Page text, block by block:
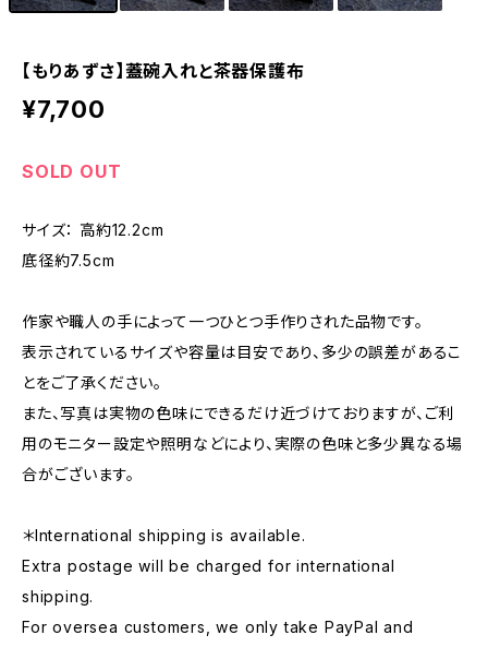
【もりあずさ】蓋碗入れと茶器保護布
¥7,700
SOLD OUT
サイズ： 高約12.2cm
底径約7.5cm
作家や職人の手によって一つひとつ手作りされた品物です。
表示されているサイズや容量は目安であり、多少の誤差があるこ
とをご了承ください。
また、写真は実物の色味にできるだけ近づけておりますが、ご利
用のモニター設定や照明などにより、実際の色味と多少異なる場
合がございます。
＊International shipping is available.
Extra postage will be charged for international
shipping.
For oversea customers, we only take PayPal and